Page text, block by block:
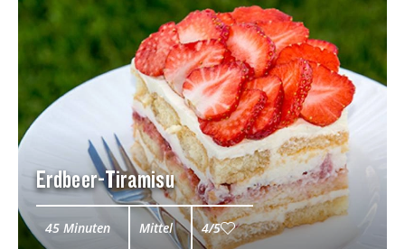
Erdbeer-Tiramisu
45 Minuten Mittel 4/5